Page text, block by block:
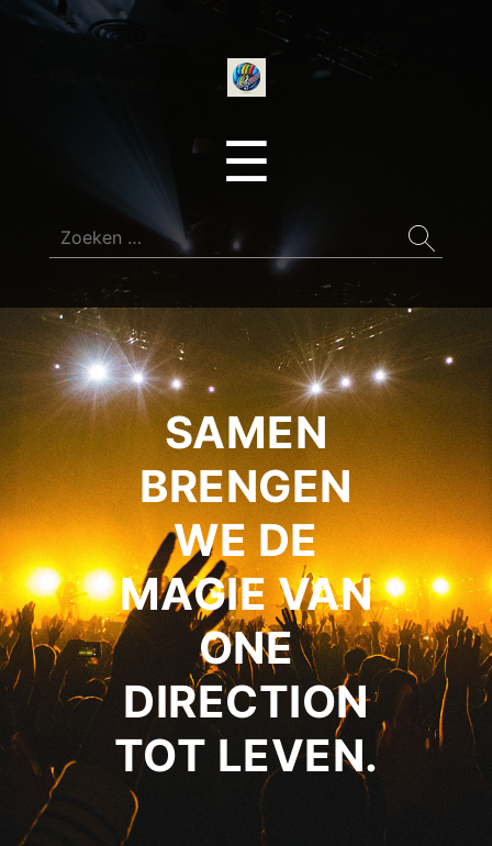
☰
Zoeken
naar:
SAMEN
BRENGEN
WE DE
MAGIE VAN
ONE
DIRECTION
TOT LEVEN.